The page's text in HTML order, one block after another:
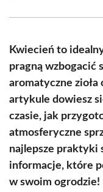
(Twitter)
Kwiecień to
pragną wzbogacić
aromatyczne
artykule dowiesz
czasie, jak
atmosferyczne
najlepsze praktyki
informacje, które
w swoim ogrodzie!